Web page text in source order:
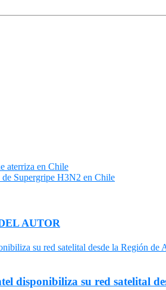
aterriza en Chile
Supergripe H3N2 en Chile
AUTOR
disponibiliza su red satelital